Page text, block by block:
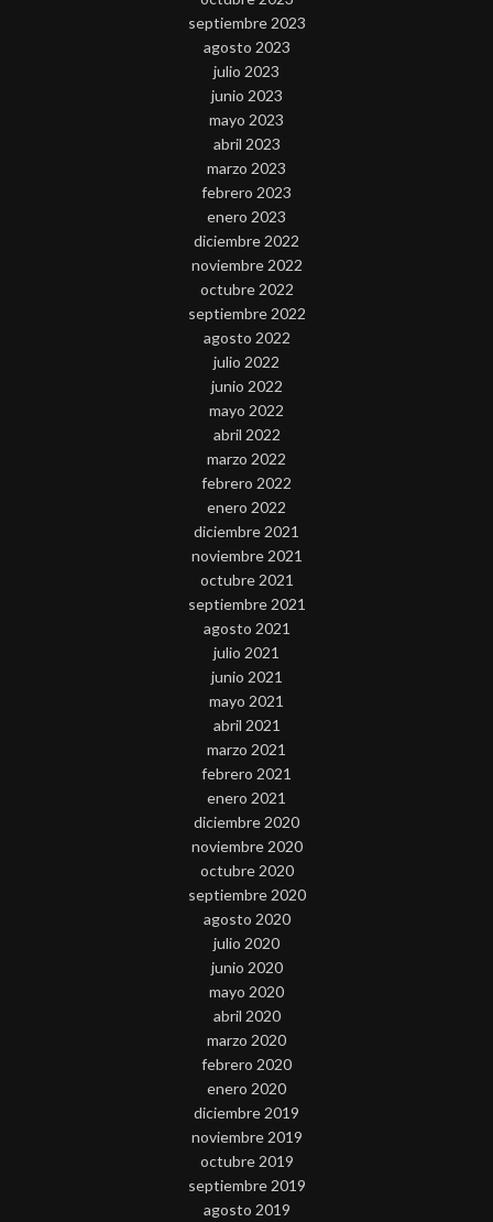
septiembre 2023
agosto 2023
julio 2023
junio 2023
mayo 2023
abril 2023
marzo 2023
febrero 2023
enero 2023
diciembre 2022
noviembre 2022
octubre 2022
septiembre 2022
agosto 2022
julio 2022
junio 2022
mayo 2022
abril 2022
marzo 2022
febrero 2022
enero 2022
diciembre 2021
noviembre 2021
octubre 2021
septiembre 2021
agosto 2021
julio 2021
junio 2021
mayo 2021
abril 2021
marzo 2021
febrero 2021
enero 2021
diciembre 2020
noviembre 2020
octubre 2020
septiembre 2020
agosto 2020
julio 2020
junio 2020
mayo 2020
abril 2020
marzo 2020
febrero 2020
enero 2020
diciembre 2019
noviembre 2019
octubre 2019
septiembre 2019
agosto 2019